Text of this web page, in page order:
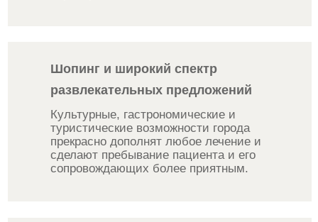
Шопинг и широкий спектр
развлекательных предложений
Культурные, гастрономические и
туристические возможности города
прекрасно дополнят любое лечение и
сделают пребывание пациента и его
сопровождающих более приятным.